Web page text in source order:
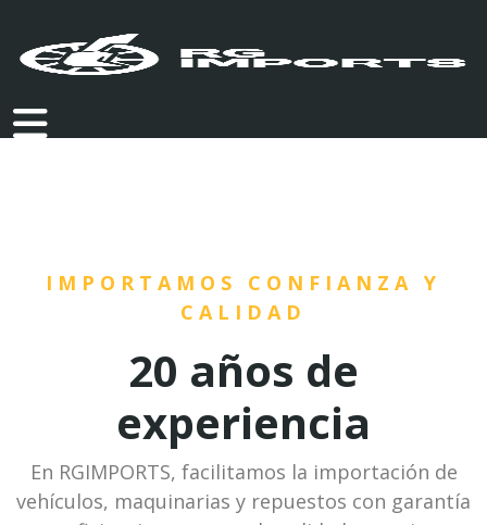
IMPORTAMOS CONFIANZA Y
CALIDAD
20 años de
experiencia
En RGIMPORTS, facilitamos la importación de
vehículos, maquinarias y repuestos con garantía